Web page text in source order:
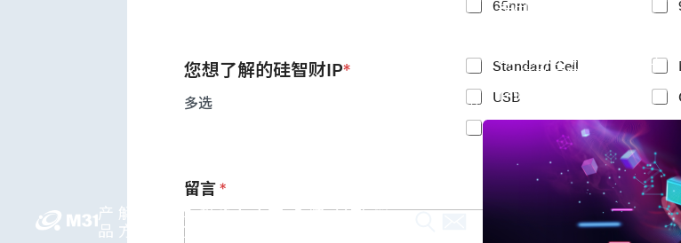
产
品
解决
方案
媒体
中心
投资人人才 永续 公司 简
高效能运算与数据中心
5G行动运算
存储应用
媒体中心
t
e
s
t
d
e
65nm
您想了解的硅智财IP*
多选
Y
o
u
r
I
e
Standard Cell
USB
留言*